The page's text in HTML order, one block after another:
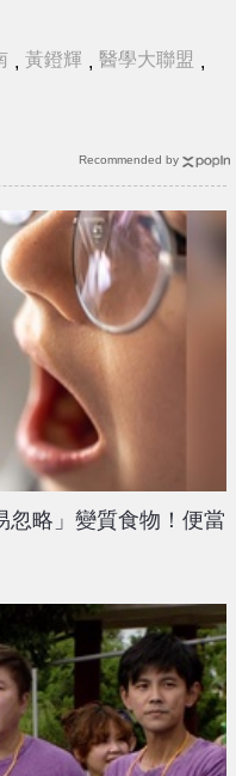
, 黃鐙輝 , 醫學大聯盟 ,
略」變質食物！便當
Recommended by